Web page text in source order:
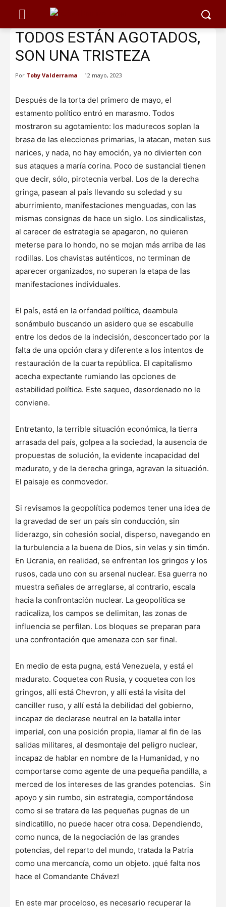
TODOS ESTÁN AGOTADOS,
SON UNA TRISTEZA
Por Toby Valderrama 12 mayo, 2023
Después de la torta del primero de mayo, el
estamento político entró en marasmo. Todos
mostraron su agotamiento: los madurecos soplan la
brasa de las elecciones primarias, la atacan, meten sus
narices, y nada, no hay emoción, ya no divierten con
sus ataques a maría corina. Poco de sustancial tienen
que decir, sólo, pirotecnia verbal. Los de la derecha
gringa, pasean al país llevando su soledad y su
aburrimiento, manifestaciones menguadas, con las
mismas consignas de hace un siglo. Los sindicalistas,
al carecer de estrategia se apagaron, no quieren
meterse para lo hondo, no se mojan más arriba de las
rodillas. Los chavistas auténticos, no terminan de
aparecer organizados, no superan la etapa de las
manifestaciones individuales.
El país, está en la orfandad política, deambula
sonámbulo buscando un asidero que se escabulle
entre los dedos de la indecisión, desconcertado por la
falta de una opción clara y diferente a los intentos de
restauración de la cuarta república. El capitalismo
acecha expectante rumiando las opciones de
estabilidad política. Este saqueo, desordenado no le
conviene.
Entretanto, la terrible situación económica, la tierra
arrasada del país, golpea a la sociedad, la ausencia de
propuestas de solución, la evidente incapacidad del
madurato, y de la derecha gringa, agravan la situación.
El paisaje es conmovedor.
Si revisamos la geopolítica podemos tener una idea de
la gravedad de ser un país sin conducción, sin
liderazgo, sin cohesión social, disperso, navegando en
la turbulencia a la buena de Dios, sin velas y sin timón.
En Ucrania, en realidad, se enfrentan los gringos y los
rusos, cada uno con su arsenal nuclear. Esa guerra no
muestra señales de arreglarse, al contrario, escala
hacia la confrontación nuclear. La geopolítica se
radicaliza, los campos se delimitan, las zonas de
influencia se perfilan. Los bloques se preparan para
una confrontación que amenaza con ser final.
En medio de esta pugna, está Venezuela, y está el
madurato. Coquetea con Rusia, y coquetea con los
gringos, allí está Chevron, y allí está la visita del
canciller ruso, y allí está la debilidad del gobierno,
incapaz de declarase neutral en la batalla inter
imperial, con una posición propia, llamar al fin de las
salidas militares, al desmontaje del peligro nuclear,
incapaz de hablar en nombre de la Humanidad, y no
comportarse como agente de una pequeña pandilla, a
merced de los intereses de las grandes potencias. Sin
apoyo y sin rumbo, sin estrategia, comportándose
como si se tratara de las pequeñas pugnas de un
sindicatillo, no puede hacer otra cosa. Dependiendo,
como nunca, de la negociación de las grandes
potencias, del reparto del mundo, tratada la Patria
como una mercancía, como un objeto. ¡qué falta nos
hace el Comandante Chávez!
En este mar proceloso, es necesario recuperar la